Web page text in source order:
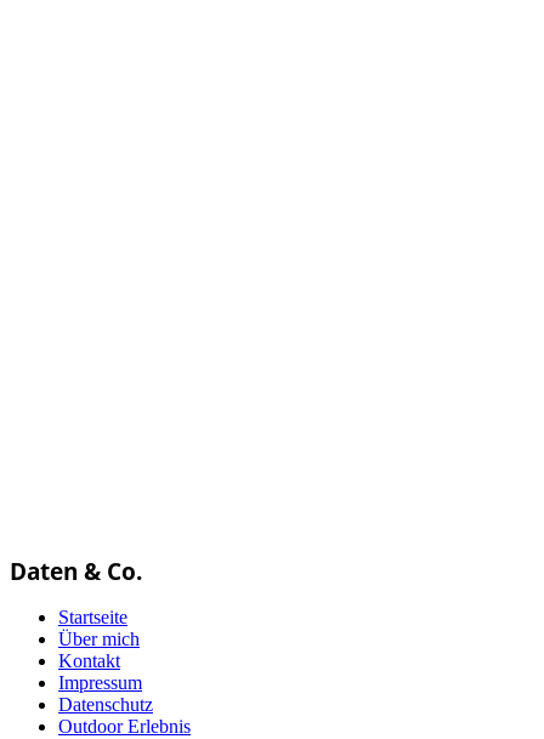
Daten & Co.
Startseite
Über mich
Kontakt
Impressum
Datenschutz
Outdoor Erlebnis